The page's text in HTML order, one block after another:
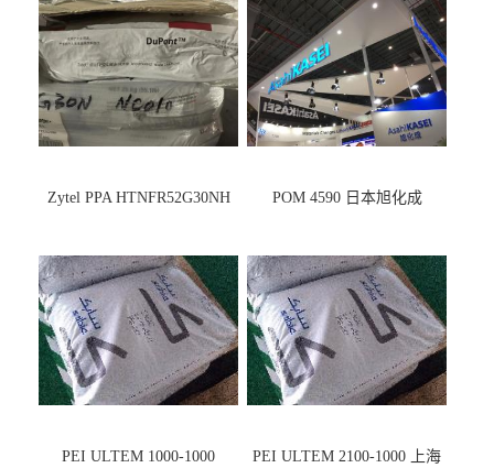
Zytel PPA HTNFR52G30NH POM 4590 日本旭化成
PEI ULTEM 1000-1000
PEI ULTEM 2100-1000 上海